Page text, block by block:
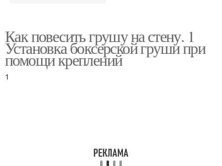
Как повесить грушу на стену. 1
Установка боксерской груши при
помощи креплений
1